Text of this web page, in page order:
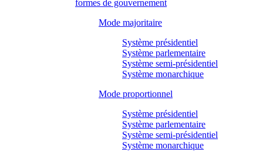
formes de gouvernement
Mode majoritaire
Système présidentiel
Système parlementaire
Système semi-présidentiel
Système monarchique
Mode proportionnel
Système présidentiel
Système parlementaire
Système semi-présidentiel
Système monarchique